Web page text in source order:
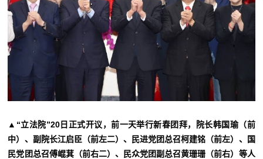
▲“立法院”20日正式开议，前一天举行新春团拜，院长韩国瑜（前
中）、副院长江启臣（前左二）、民进党团总召柯建铭（前左）、国
民党团总召傅崐萁（前右二）、民众党团副总召黄珊珊（前右）等人